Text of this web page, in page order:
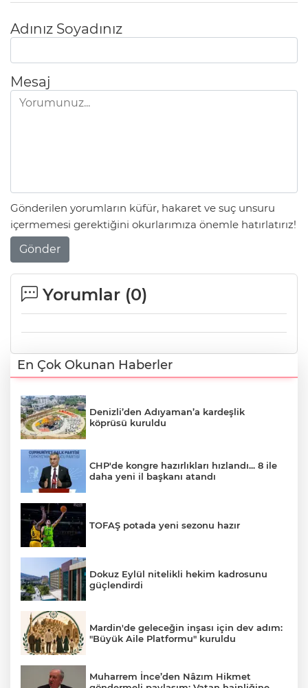
Adınız Soyadınız
Mesaj
Gönderilen yorumların küfür, hakaret ve suç unsuru
içermemesi gerektiğini okurlarımıza önemle hatırlatırız!
Gönder
Yorumlar (0)
En Çok Okunan Haberler
Denizli’den Adıyaman’a kardeşlik
köprüsü kuruldu
CHP'de kongre hazırlıkları hızlandı... 8 ile
daha yeni il başkanı atandı
TOFAŞ potada yeni sezonu hazır
Dokuz Eylül nitelikli hekim kadrosunu
güçlendirdi
Mardin'de geleceğin inşası için dev adım:
"Büyük Aile Platformu" kuruldu
Muharrem İnce’den Nâzım Hikmet